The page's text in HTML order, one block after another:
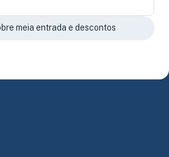
meia entrada e descontos